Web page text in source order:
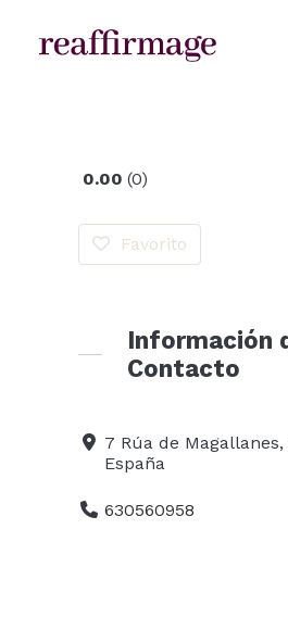
0.00 0
Favorito
Información
Contacto
7 Rúa de Magallanes,
España
630560958